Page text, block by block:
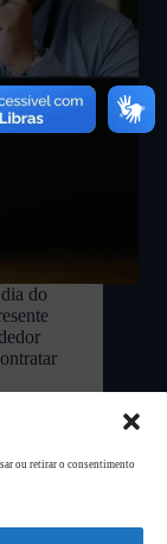
ou retirar o consentimento
do